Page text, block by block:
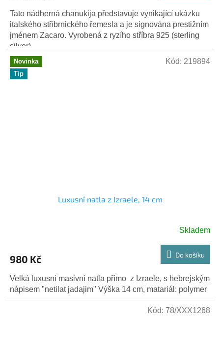
Tato nádherná chanukija představuje vynikající ukázku
italského stříbrnického řemesla a je signována prestižním
jménem Zacaro. Vyrobená z ryzího stříbra 925 (sterling
silver),...
Novinka
Tip
Luxusní natla z Izraele, 14 cm
Skladem
980 Kč Do košíku
Velká luxusní masivní natla přímo z Izraele, s hebrejským
nápisem "netilat jadajim" Výška 14 cm, matariál: polymer
Kód: 219894
Kód: 78/XXX1268